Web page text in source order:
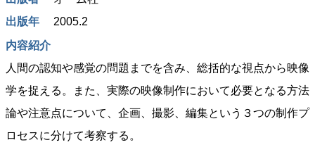
出版年
2005.2
内容紹介
人間の認知や感覚の問題までを含み、総括的な視点から映像
学を捉える。また、実際の映像制作において必要となる方法
論や注意点について、企画、撮影、編集という３つの制作プ
ロセスに分けて考察する。